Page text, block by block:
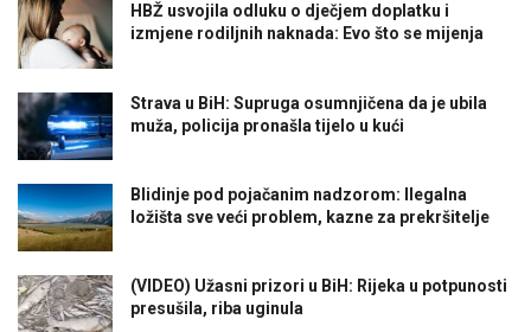
HBŽ usvojila odluku o dječjem doplatku i
izmjene rodiljnih naknada: Evo što se mijenja
Strava u BiH: Supruga osumnjičena da je ubila
muža, policija pronašla tijelo u kući
Blidinje pod pojačanim nadzorom: Ilegalna
ložišta sve veći problem, kazne za prekršitelje
(VIDEO) Užasni prizori u BiH: Rijeka u potpunosti
presušila, riba uginula